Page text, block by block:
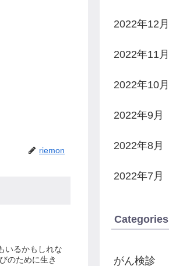
riemon
いるかもしれな
のために生き
2022年12月
2022年11月
2022年10月
2022年9月
2022年8月
2022年7月
Categories
がん検診